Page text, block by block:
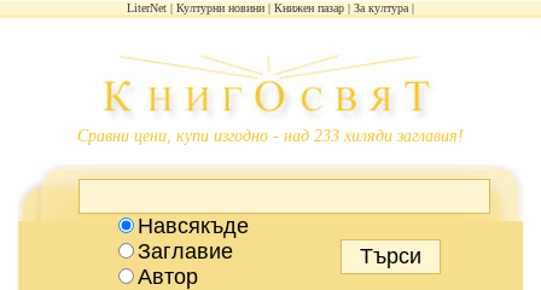
LiterNet Културни новини Книжен пазар За култура
Сравни цени, купи изгодно - над 233 хиляди заглавия!
Навсякъде
Заглавие
Автор